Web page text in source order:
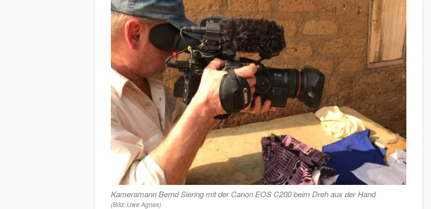
Kameramann Bernd Siering mit der Canon EOS C200 beim Dreh aus der Hand
(Bild: Uwe Agnes)